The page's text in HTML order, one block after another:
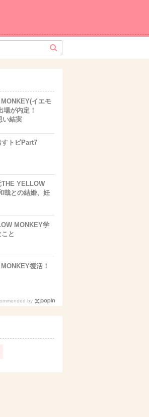
イエモ
が内定！
い結実
トピPart7
THE YELLOW
哉との結婚、妊
MONKEY学
と
復活！
by